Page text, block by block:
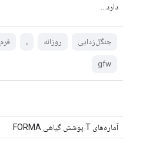
دارد...
جنگل‌زدایی روزانه ، فرم
gfw
آماره‌های T پوشش گیاهی FORMA